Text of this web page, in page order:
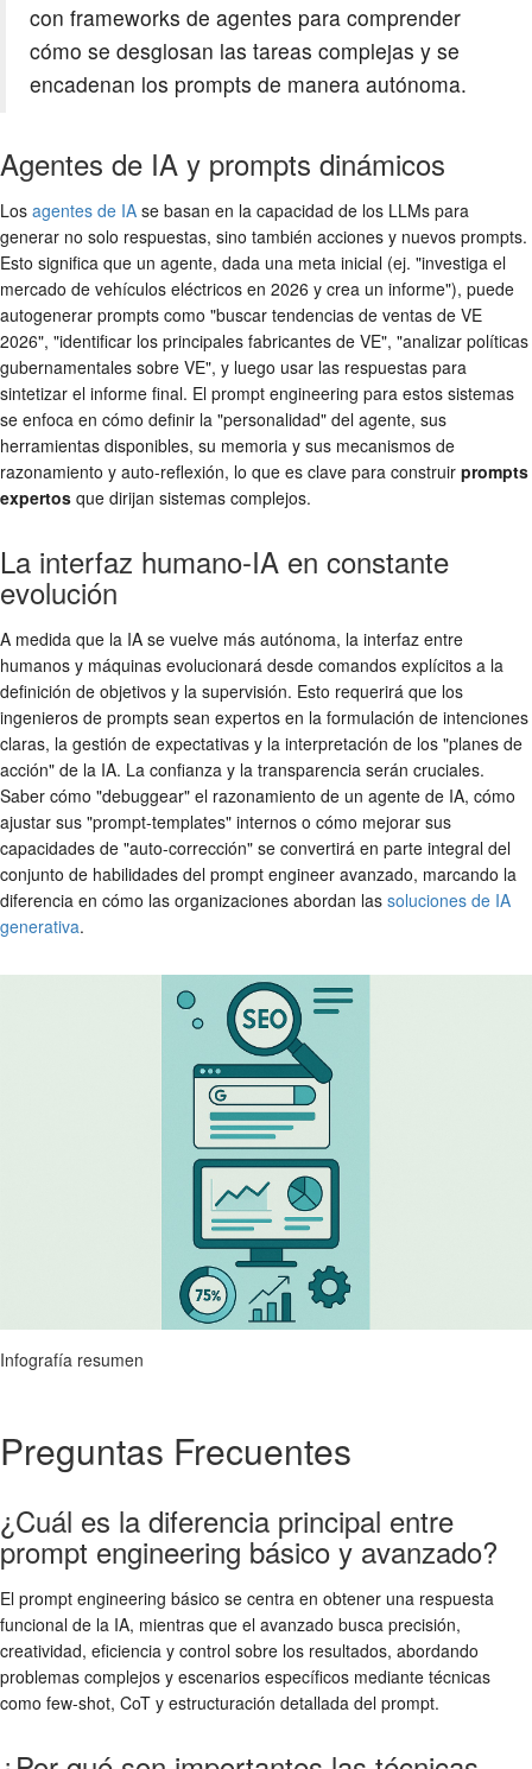
con frameworks de agentes para comprender
cómo se desglosan las tareas complejas y se
encadenan los prompts de manera autónoma.
Agentes de IA y prompts dinámicos
Los agentes de IA se basan en la capacidad de los LLMs para
generar no solo respuestas, sino también acciones y nuevos prompts.
Esto significa que un agente, dada una meta inicial (ej. "investiga el
mercado de vehículos eléctricos en 2026 y crea un informe"), puede
autogenerar prompts como "buscar tendencias de ventas de VE
2026", "identificar los principales fabricantes de VE", "analizar políticas
gubernamentales sobre VE", y luego usar las respuestas para
sintetizar el informe final. El prompt engineering para estos sistemas
se enfoca en cómo definir la "personalidad" del agente, sus
herramientas disponibles, su memoria y sus mecanismos de
razonamiento y auto-reflexión, lo que es clave para construir prompts
expertos que dirijan sistemas complejos.
La interfaz humano-IA en constante
evolución
A medida que la IA se vuelve más autónoma, la interfaz entre
humanos y máquinas evolucionará desde comandos explícitos a la
definición de objetivos y la supervisión. Esto requerirá que los
ingenieros de prompts sean expertos en la formulación de intenciones
claras, la gestión de expectativas y la interpretación de los "planes de
acción" de la IA. La confianza y la transparencia serán cruciales.
Saber cómo "debuggear" el razonamiento de un agente de IA, cómo
ajustar sus "prompt-templates" internos o cómo mejorar sus
capacidades de "auto-corrección" se convertirá en parte integral del
conjunto de habilidades del prompt engineer avanzado, marcando la
diferencia en cómo las organizaciones abordan las soluciones de IA
generativa.
Infografía resumen
Preguntas Frecuentes
¿Cuál es la diferencia principal entre
prompt engineering básico y avanzado?
El prompt engineering básico se centra en obtener una respuesta
funcional de la IA, mientras que el avanzado busca precisión,
creatividad, eficiencia y control sobre los resultados, abordando
problemas complejos y escenarios específicos mediante técnicas
como few-shot, CoT y estructuración detallada del prompt.